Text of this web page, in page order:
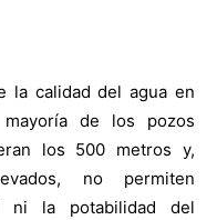
la calidad del agua en
de los pozos
los 500 metros y,
no permiten
ni la potabilidad del